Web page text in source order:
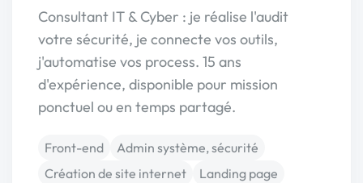
Consultant IT & Cyber : je réalise l'audit
votre sécurité, je connecte vos outils,
j'automatise vos process. 15 ans
d'expérience, disponible pour mission
ponctuel ou en temps partagé.
Front-end
Admin système, sécurité
Création de site internet
Landing page